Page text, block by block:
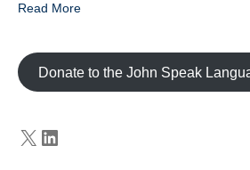
Read More
Donate to the John Speak
X LinkedIn